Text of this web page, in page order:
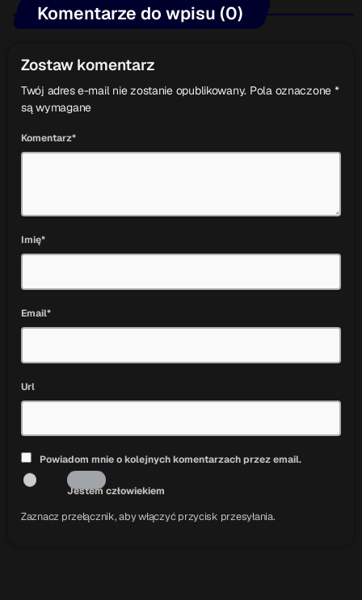
Komentarze do wpisu (0)
Zostaw komentarz
Twój adres e-mail nie zostanie opublikowany. Pola oznaczone *
są wymagane
Komentarz*
Imię*
Email*
Url
Powiadom mnie o kolejnych komentarzach przez email.
Jestem człowiekiem
Zaznacz przełącznik, aby włączyć przycisk przesyłania.